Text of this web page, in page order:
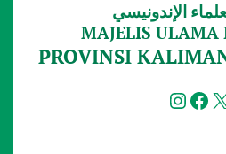
الإندونيسي
MAJELIS ULAMA
PROVINSI
Instagram Facebook X